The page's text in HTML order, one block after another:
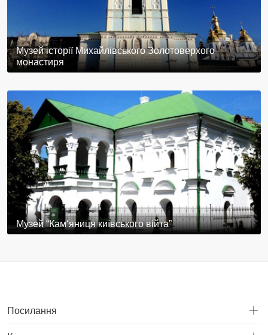
Музей історії Михайлівського Золотоверхого
монастиря
Музей “Кам‘яниця київського війта”
Посилання